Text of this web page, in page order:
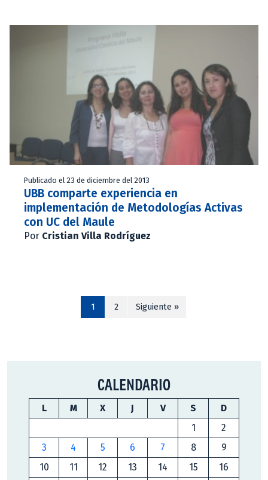
Publicado el 23 de diciembre del 2013
UBB comparte experiencia en
implementación de Metodologías Activas
con UC del Maule
Por Cristian Villa Rodríguez
1 2 Siguiente »
CALENDARIO
L M X J V S
D
1
2
3
4 5 6 7 8
9
10
11 12 13 14 15
16